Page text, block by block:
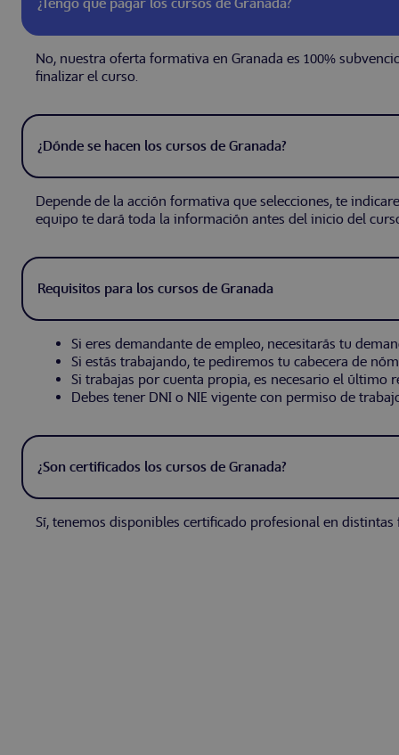
¿Tengo que pagar los cursos de Granada?
No, nuestra oferta formativa en Granada es 100%
finalizar el curso.
¿Dónde se hacen los cursos de Granada?
Depende de la acción formativa que selecciones, te
equipo te dará toda la información antes del inicio del
Requisitos para los cursos de Granada
Si eres demandante de empleo, necesitarás tu
Si estás trabajando, te pediremos tu cabecera de
Si trabajas por cuenta propia, es necesario el último
Debes tener DNI o NIE vigente con permiso de
¿Son certificados los cursos de Granada?
Sí, tenemos disponibles certificado profesional en